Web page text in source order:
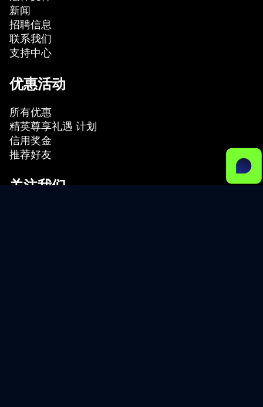
新闻
招聘信息
联系我们
支持中心
优惠活动
所有优惠
精英尊享礼遇 计划
信用奖金
推荐好友
关注我们